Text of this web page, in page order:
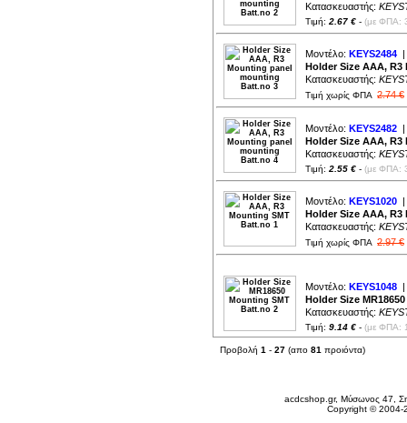
Κατασκευαστής:
Τιμή: 2.67 € - (με ΦΠΑ:
Μοντέλο: KEYS2484 |
Holder Size AAA,
Κατασκευαστής:
Τιμή χωρίς ΦΠΑ 2.74 €
Μοντέλο: KEYS2482 |
Holder Size AAA,
Κατασκευαστής:
Τιμή: 2.55 € - (με ΦΠΑ:
Μοντέλο: KEYS1020 |
Holder Size AAA,
Κατασκευαστής:
Τιμή χωρίς ΦΠΑ 2.97 €
Μοντέλο: KEYS1048 |
Holder Size
Κατασκευαστής:
Τιμή: 9.14 € - (με ΦΠΑ:
Προβολή 1 - 27 (απο 81 προιόντα)
acdcshop.gr, Μύσωνος 47,
Copyright ©